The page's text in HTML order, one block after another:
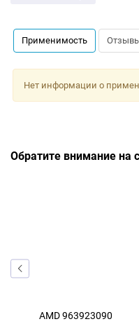
Применимость
Нет информации о
Обратите внимание на
AMD 963923090